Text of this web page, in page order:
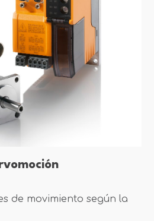
de movimiento según la